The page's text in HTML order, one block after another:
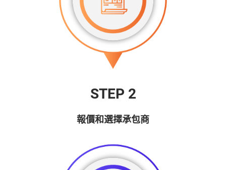
STEP 2
報價和選擇承包商